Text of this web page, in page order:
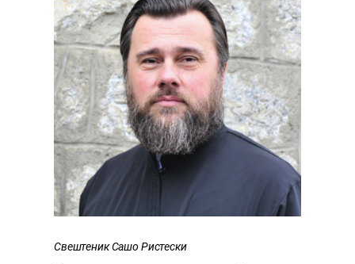
Свештеник Сашо Ристески